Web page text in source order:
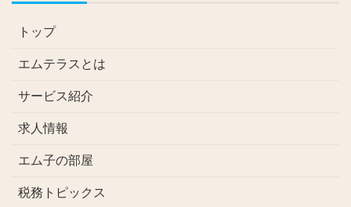
トップ
エムテラスとは
サービス紹介
求人情報
エム子の部屋
税務トピックス